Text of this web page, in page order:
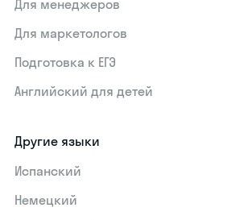
Для менеджеров
Для маркетологов
Подготовка к ЕГЭ
Английский для детей
Другие языки
Испанский
Немецкий